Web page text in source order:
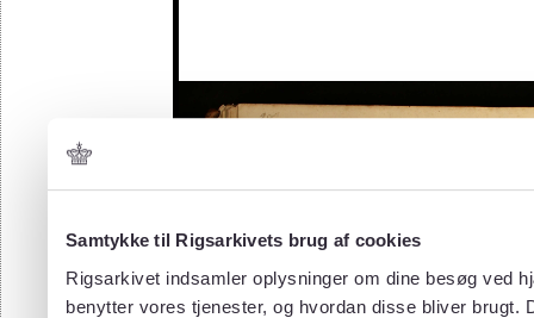
Samtykke til Rigsarkivets brug af cookies
Rigsarkivet indsamler oplysninger om dine besøg ved
benytter vores tjenester, og hvordan disse bliver